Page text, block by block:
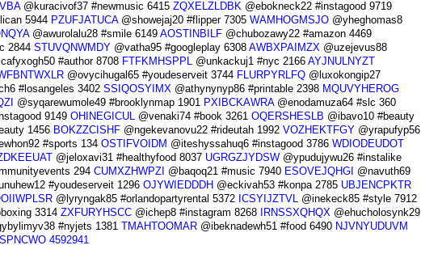
@kuracivof37 #newmusic 6415 ZQXELZLDBK@ebokneck22 #instagood 9719
5944 PZUFJATUCA@showejaj20 #flipper 7305 WAMHOGMSJO@yheghomas8
@awurolalu28 #smile 6149 AOSTINBILF@chubozawy22 #amazon 4469
2844 STUVQNWMDY@vatha95 #googleplay 6308 AWBXPAIMZX@uzejevus88
#author 8708 FTFKMHSPPL@unkackuj1 #nyc 2166 AYJNULNYZT
@ovycihugal65 #youdeserveit 3744 FLURPYRLFQ@luxokongip27
#losangeles 3402 SSIQOSYIMX@athynynyp86 #printable 2398 MQUVYHEROG
@syqarewumole49 #brooklynmap 1901 PXIBCKAWRA@enodamuza64 #slc 360
9149 OHINEGICUL@venaki74 #book 3261 OQERSHESLB @ibavo10 #beauty
1456 BOKZZCISHF@ngekevanovu22 #rideutah 1992 VOZHEKTFGY@yrapufyp56
#sports 134 OSTIFVOIDM @iteshyssahuq6 #instagood 3786 WDIODEUDOT
@jeloxavi31 #healthyfood 8037 UGRGZJYDSW@ypudujywu26 #instalike
294 CUMXZHWPZI @baqoq21 #music 7940 ESOVEJQHGI @navuth69
#youdeserveit 1296 OJYWIEDDDH @eckivah53 #konpa 2785 UBJENCPKTR
@lyryngak85 #orlandopartyrental 5372 ICSYIJZTVL@inekeck85 #style 7912
3314 ZXFURYHSCC@ichep8 #instagram 8268 IRNSSXQHQX@ehucholosynk29
#nyjets 1381 TMAHTOOMAR@ibeknadewh51 #food 6490 NJVNYUDUVM
4592941